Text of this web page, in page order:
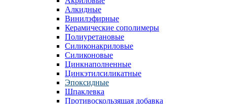
Алкидные
Винилэфирные
Керамические сополимеры
Полиуретановые
Силиконакриловые
Силиконовые
Цинкнаполненные
Цинкэтилсиликатные
Эпоксидные
Шпаклевка
Противоскользящая добавка